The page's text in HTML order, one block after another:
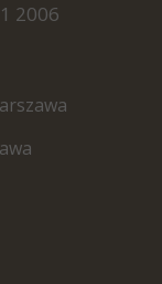
2006